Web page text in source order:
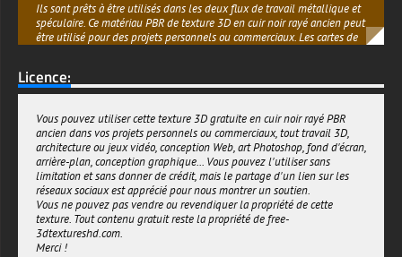
Ils sont prêts à être utilisés dans les deux flux de travail métallique et
spéculaire. Ce matériau PBR de texture 3D en cuir noir rayé ancien peut
être utilisé pour des projets personnels ou commerciaux. Les cartes de
modèle 3D.
Licence:
Vous pouvez utiliser cette texture 3D gratuite en cuir noir rayé PBR
ancien dans vos projets personnels ou commerciaux, tout travail 3D,
architecture ou jeux vidéo, conception Web, art Photoshop, fond d'écran,
arrière-plan, conception graphique... Vous pouvez l'utiliser sans
limitation et sans donner de crédit, mais le partage d'un lien sur les
réseaux sociaux est apprécié pour nous montrer un soutien.
Vous ne pouvez pas vendre ou revendiquer la propriété de cette
texture. Tout contenu gratuit reste la propriété de free-
3dtextureshd.com.
Merci !